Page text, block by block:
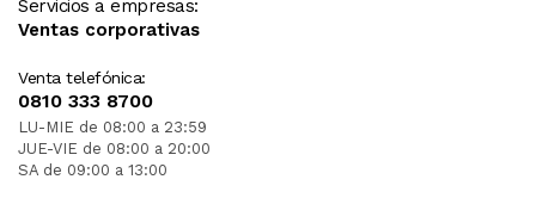
Servicios a empresas:
Ventas corporativas
Venta telefónica:
0810 333 8700
LU-MIE de 08:00 a 23:59
JUE-VIE de 08:00 a 20:00
SA de 09:00 a 13:00